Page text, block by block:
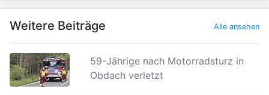
Weitere Beiträge Alle ansehen
59-Jährige nach Motorradsturz in
Obdach verletzt